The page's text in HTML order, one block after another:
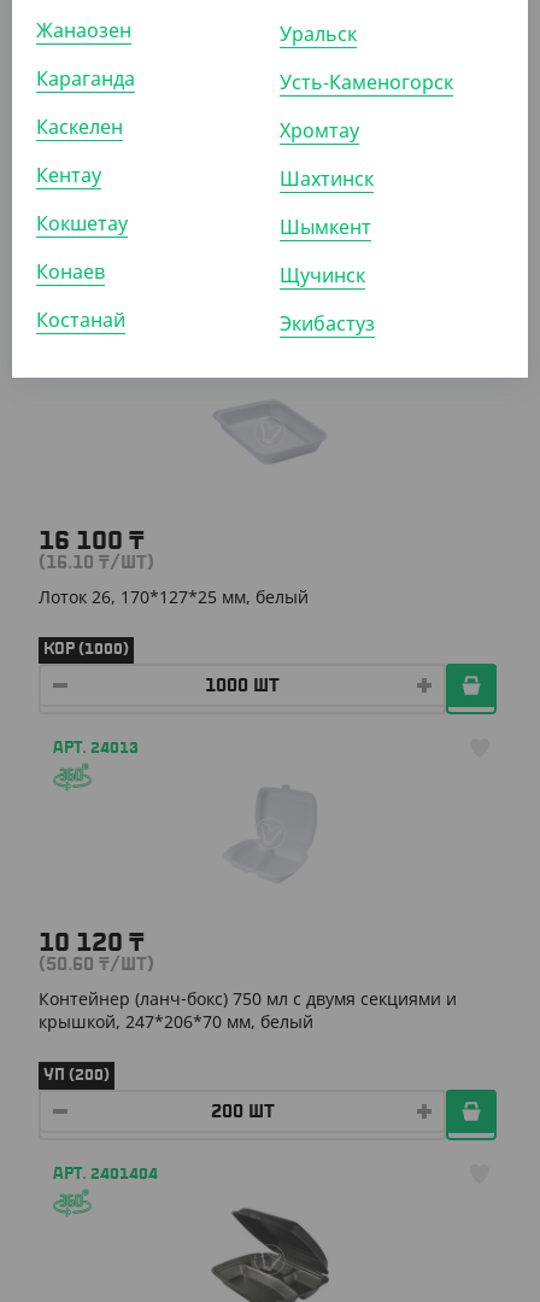
6 578
(50.60₸/ШТ)
Контейнер (ланч-бокс) с двумя секциями и крышкой,
247*206*70 мм, белый
16 100 ₸
(16.10 ₸/ШТ)
Лоток 26, 170*127*25 мм, белый
КОР (1000)
АРТ. 24013
10 120 ₸
(50.60 ₸/ШТ)
Контейнер (ланч-бокс) 750 мл с двумя секциями и
крышкой, 247*206*70 мм, белый
УП (200)
АРТ. 2401404
Жанаозен
Караганда
Каскелен
Кентау
Кокшетау
Конаев
Костанай
Уральск
Усть-Каменогорск
Хромтау
Шахтинск
Шымкент
Щучинск
Экибастуз